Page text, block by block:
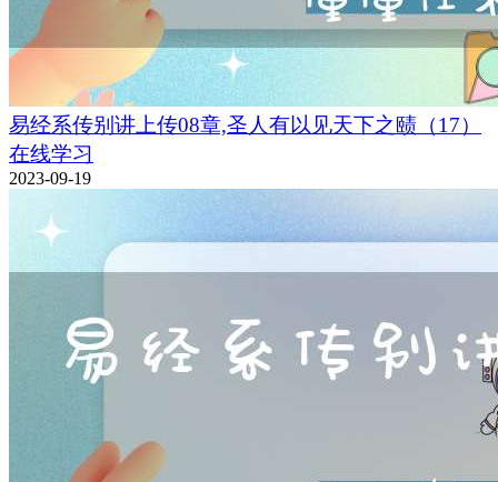
易经系传别讲上传08章,圣人有以见天下之赜（17）
在线学习
2023-09-19